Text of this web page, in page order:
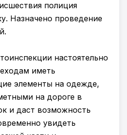
полиция
Назначено проведение
настоятельно
иметь
элементы на одежде,
на дороге в
и даст возможность
увидеть